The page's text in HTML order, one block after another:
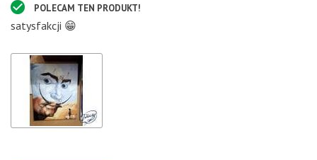
POLECAM TEN PRODUKT!
satysfakcji 😁